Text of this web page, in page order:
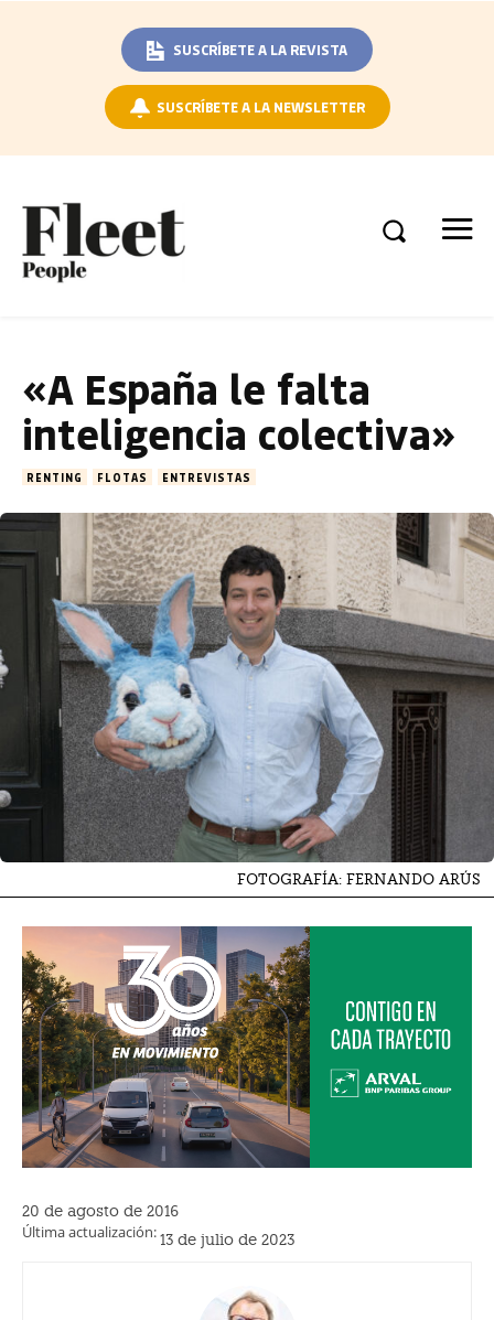
SUSCRÍBETE A LA REVISTA
SUSCRÍBETE A LA NEWSLETTER
«A España le falta
inteligencia colectiva»
RENTING FLOTAS ENTREVISTAS
FOTOGRAFÍA: FERNANDO ARÚS
20 de agosto de 2016
Última actualización:13 de julio de 2023